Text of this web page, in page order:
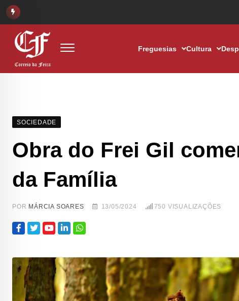
Freguesias Cultura
SOCIEDADE
Obra do Frei Gil
da Família
POR MÁRCIA SOARES 13/05/2024 750 VISUALIZAÇÕES